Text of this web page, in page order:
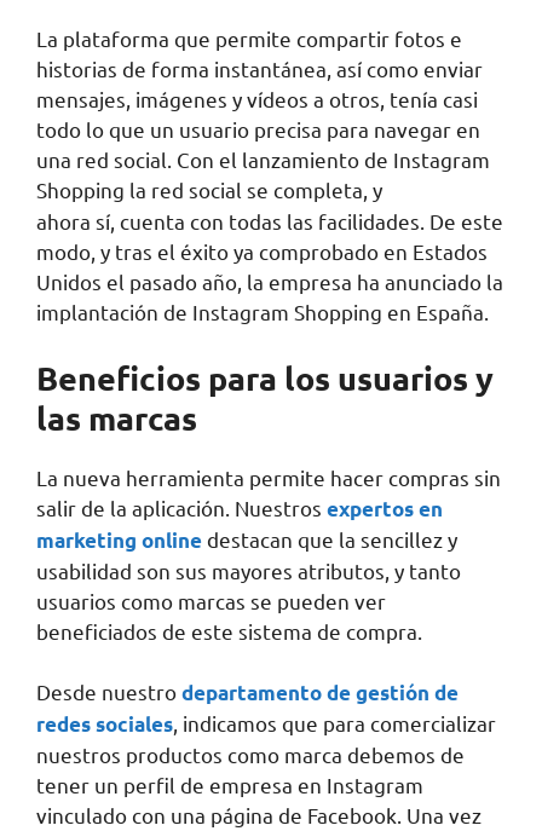
La plataforma que permite compartir fotos e
historias de forma instantánea, así como enviar
mensajes, imágenes y vídeos a otros, tenía casi
todo lo que un usuario precisa para navegar en
una red social. Con el lanzamiento de Instagram
Shopping la red social se completa, y
ahora sí, cuenta con todas las facilidades. De este
modo, y tras el éxito ya comprobado en Estados
Unidos el pasado año, la empresa ha anunciado la
implantación de Instagram Shopping en España.
Beneficios para los usuarios y
las marcas
La nueva herramienta permite hacer compras sin
salir de la aplicación. Nuestros expertos en
marketing onlinedestacan que la sencillez y
usabilidad son sus mayores atributos, y tanto
usuarios como marcas se pueden ver
beneficiados de este sistema de compra.
Desde nuestrodepartamento de gestión de
redes sociales , indicamos que para comercializar
nuestros productos como marca debemos de
tener un perfil de empresa en Instagram
vinculado con una página de Facebook. Una vez